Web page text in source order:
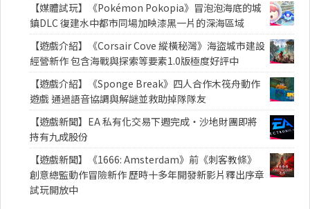
【媒體試玩】《Pokémon Pokopia》冒泡泡海底的城
鎮DLC 復建水中都市同場加映漆黑一片的深海區域
【遊戲介紹】《Corsair Cove 縱橫秘灣》海盜城市建設
經營新作 包含海戰與探索等要素1.0版極度好評中
【遊戲介紹】《Sponge Break》四人合作木筏舟動作
遊戲 通過語音協調與解謎並救助掉隊隊友
【遊戲新聞】EA 私有化交易下週完成・沙地財團即將
持有九成股份
【遊戲新聞】《1666: Amsterdam》前《刺客教條》
創意總監動作冒險新作 歷時十多年開發新影片釋出序章
試玩開放中